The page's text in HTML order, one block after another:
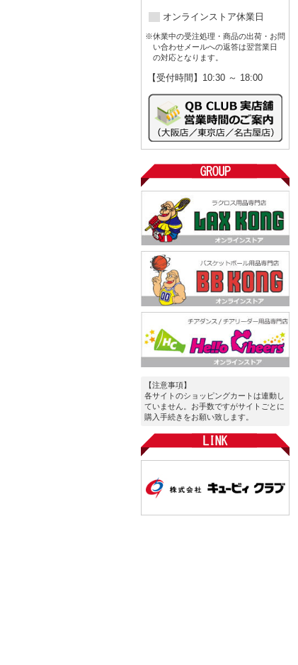
オンラインストア休業日
※休業中の受注処理・商品の出荷・お問
い合わせメールへの返答は翌営業日
の対応となります。
【受付時間】10:30 ～ 18:00
【注意事項】
各サイトのショッピングカートは連動し
ていません。お手数ですがサイトごとに
購入手続きをお願い致します。